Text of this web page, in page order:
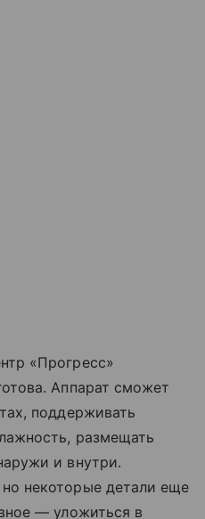
«Прогресс»
Аппарат сможет
поддерживать
размещать
и внутри.
некоторые детали еще
— уложиться в